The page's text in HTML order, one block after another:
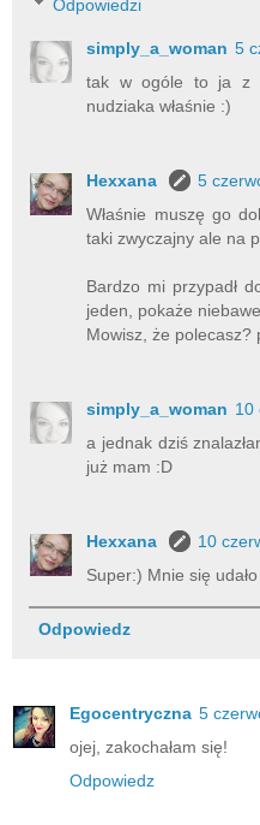
Odpowiedzi
simply_a_woman 5
tak w ogóle to ja z
nudziaka właśnie :)
Hexxana
5
Właśnie muszę go
taki zwyczajny ale na
Bardzo mi przypadł
jeden, pokaże
Mowisz, że polecasz?
simply_a_woman 10
a jednak dziś
już mam :D
Hexxana
10
Super:) Mnie się
Odpowiedz
Egocentryczna 5
ojej, zakochałam się!
Odpowiedz